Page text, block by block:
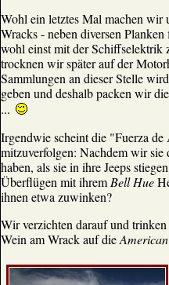
Wohl ein letztes Mal machen wir
Wracks - neben diversen
wohl einst mit der Schiffselektrik
trocknen wir später auf der
Sammlungen an dieser Stelle
geben und deshalb packen wir
...
Irgendwie scheint die "Fuerza
mitzuverfolgen: Nachdem wir sie
haben, als sie in ihre Jeeps
Überflügen mit ihrem Bell Hue
ihnen etwa zuwinken?
Wir verzichten darauf und trinken
Wein am Wrack auf die